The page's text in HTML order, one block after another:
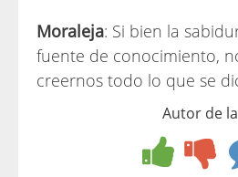
Moraleja: Si bien la
fuente de conocimiento,
creernos todo lo que se
Autor de la